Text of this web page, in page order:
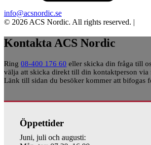
info@acsnordic.se
© 2026 ACS Nordic. All rights reserved. |
Kontakta ACS Nordic
Ring 08-400 176 60 eller skicka din fråga till
välja att skicka direkt till din kontaktperson via
Länk till sidan du besöker kommer att bifogas
Öppettider
Juni, juli och augusti: